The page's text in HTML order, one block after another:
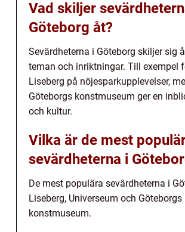
Vad skiljer
Göteborg åt?
Sevärdheterna i Göteborg skiljer sig
teman och inriktningar. Till exempel
Liseberg på nöjesparkupplevelser,
Göteborgs konstmuseum ger en
och kultur.
Vilka är de mest
sevärdheterna i
De mest populära sevärdheterna i
Liseberg, Universeum och Göteborgs
konstmuseum.